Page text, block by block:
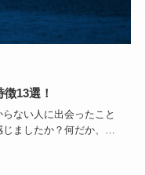
13選！
ない人に出会ったこと
ましたか？何だか、自